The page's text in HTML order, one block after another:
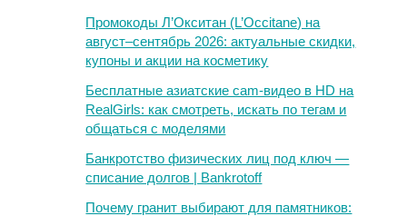
Промокоды Л’Окситан (L’Occitane) на
август–сентябрь 2026: актуальные скидки,
купоны и акции на косметику
Бесплатные азиатские cam-видео в HD на
RealGirls: как смотреть, искать по тегам и
общаться с моделями
Банкротство физических лиц под ключ —
списание долгов | Bankrotoff
Почему гранит выбирают для памятников: